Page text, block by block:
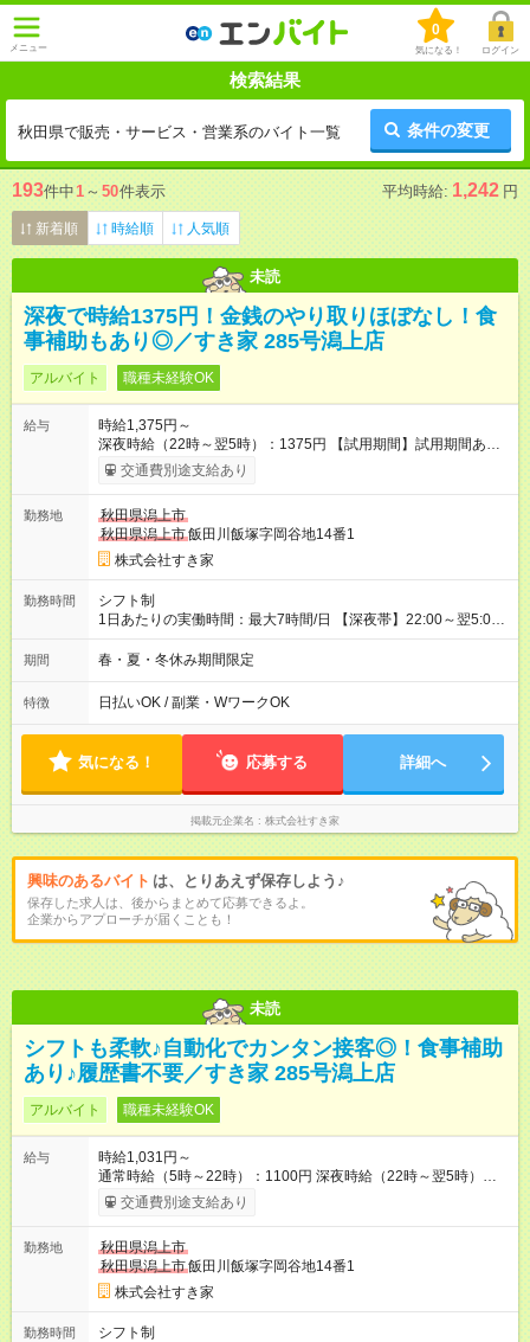
メニュー
0
気になる！ ログイン
検索結果
秋田県で販売・サービス・営業系のバイト一覧 条件の変更
193件中1 ～ 50件表示 平均時給: 1,242 円
新着順 時給順 人気順
未読
深夜で時給1375円！金銭のやり取りほぼなし！食
事補助もあり◎／すき家 285号潟上店
アルバイト 職種未経験OK
給与
時給1,375円～
深夜時給（22時～翌5時）：1375円 【試用期間】試用期間あり
試用期間の長さ：1ヶ月 雇用形態、給与は本採用時と同じです。
試用期間の実態は30日（※条件変更なし）ですが、切り上げで
同時給）
交通費別途支給あり
勤務地
秋田県潟上市
秋田県潟上市飯田川飯塚字岡谷地14番1
株式会社すき家
勤務時間
シフト制
1日あたりの実働時間：最大7時間/日 【深夜帯】22:00～翌5:00
週2日～・1日2h～OK◎ ※22:00から翌5:00までは18歳以上の方
のみ勤務可能です（18歳未満の深夜業務禁止のため） ★深夜で
す。 必ず、2名以上での勤務を行いますので、安心して働けま
す。
期間 春・夏・冬休み期間限定
特徴 日払いOK / 副業・WワークOK
気になる！ 応募する 詳細へ
掲載元企業名 株式会社すき家
興味のあるバイト は、とりあえず保存しよう♪
保存した求人は、後からまとめて応募できるよ。
企業からアプローチが届くことも！
未読
シフトも柔軟♪自動化でカンタン接客◎！食事補助
あり♪履歴書不要／すき家 285号潟上店
アルバイト 職種未経験OK
給与
時給1,031円～
通常時給（5時～22時）：1100円 深夜時給（22時～翌5時）：
1375円 高校生時給：1031円 【特別手当】早朝手当（5：00-9：
00）時給+150円 【試用期間】試用期間あり 試用期間の長さ：1
30日（※条件変更なし）ですが、切り上げで一ヶ月とさせてい
ただきます。 研修制度あり：15時間(研修中も同時給）
交通費別途支給あり
勤務地
秋田県潟上市
秋田県潟上市飯田川飯塚字岡谷地14番1
株式会社すき家
勤務時間
シフト制